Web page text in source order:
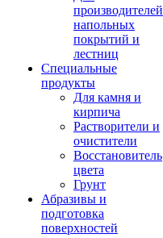
производителей
напольных
покрытий и
лестниц
Специальные
продукты
Для камня и
кирпича
Растворители и
очистители
Восстановитель
цвета
Грунт
Абразивы и
подготовка
поверхностей